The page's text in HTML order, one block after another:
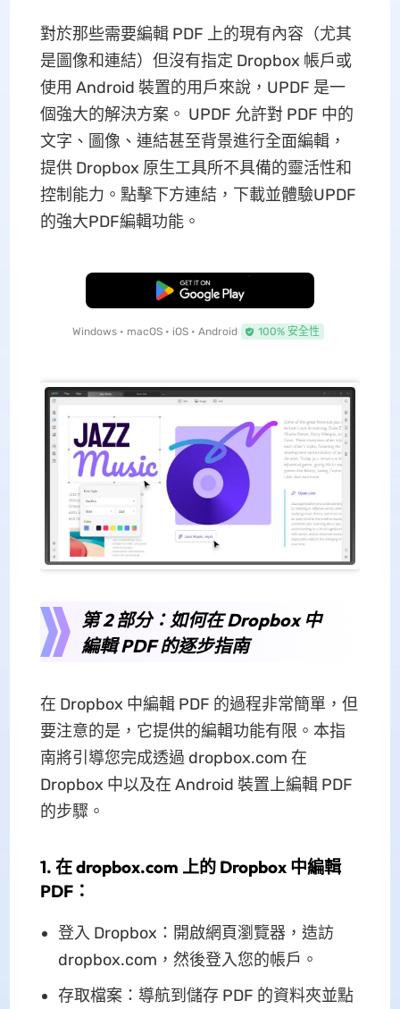
對於那些需要編輯 PDF 上的現有內容（尤其
是圖像和連結）但沒有指定 Dropbox 帳戶或
使用 Android 裝置的用戶來說，UPDF 是一
個強大的解決方案。 UPDF 允許對 PDF 中的
文字、圖像、連結甚至背景進行全面編輯，
提供 Dropbox 原生工具所不具備的靈活性和
控制能力。點擊下方連結，下載並體驗UPDF
的強大PDF編輯功能。
免費下載
Windows • macOS • iOS • Android 100% 安全性
第 2 部分：如何在 Dropbox 中
編輯 PDF 的逐步指南
在 Dropbox 中編輯 PDF 的過程非常簡單，但
要注意的是，它提供的編輯功能有限。本指
南將引導您完成透過 dropbox.com 在
Dropbox 中以及在 Android 裝置上編輯 PDF
的步驟。
1. 在 dropbox.com 上的 Dropbox 中編輯
PDF：
登入 Dropbox：開啟網頁瀏覽器，造訪
dropbox.com，然後登入您的帳戶。
存取檔案：導航到儲存 PDF 的資料夾並點